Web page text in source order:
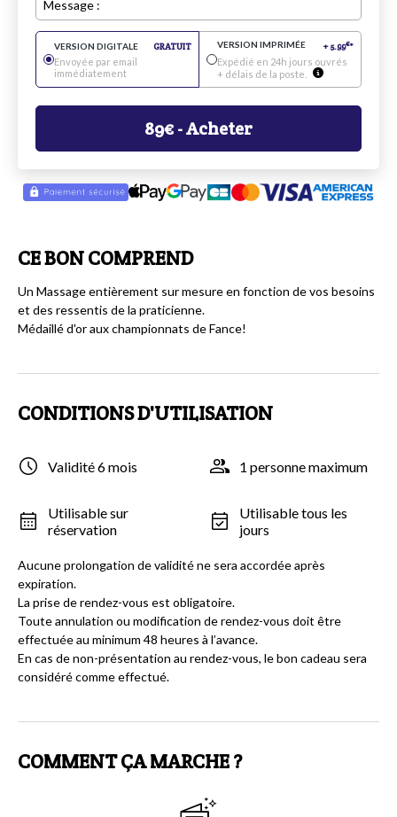
Message :
VERSION DIGITALE
GRATUIT
Envoyée par email
immédiatement
VERSION IMPRIMÉE +5.99€*
Expédié en 24h jours ouvrés
+ délais de la poste.
89€- Acheter
CE BON COMPREND
Un Massage entièrement sur mesure en fonction de vos besoins
et des ressentis de la praticienne.
Médaillé d'or aux championnats de Fance!
CONDITIONS D'UTILISATION
Validité 6 mois 1 personne maximum
Utilisable sur
réservation
Utilisable tous les
jours
Aucune prolongation de validité ne sera accordée après
expiration.
La prise de rendez-vous est obligatoire.
Toute annulation ou modification de rendez-vous doit être
effectuée au minimum 48 heures à l’avance.
En cas de non-présentation au rendez-vous, le bon cadeau sera
considéré comme effectué.
COMMENT ÇA MARCHE ?